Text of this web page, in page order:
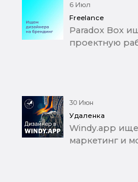
6 Июл
Freelance
Paradox Box
проектную
30 Июн
Удаленка
Windy.app
маркетинг и